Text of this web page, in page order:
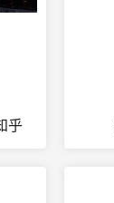
乎